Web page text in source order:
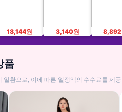
18,144원 3,140원 8,892
품
일환으로, 이에 따른 일정액의 수수료를 제